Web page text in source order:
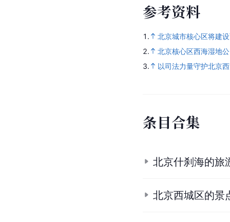
参考资料
1.
北京城市核心区将建
2.
北京核心区西海湿地
3.
以司法力量守护北京
条目合集
北京什刹海的旅
北京西城区的景